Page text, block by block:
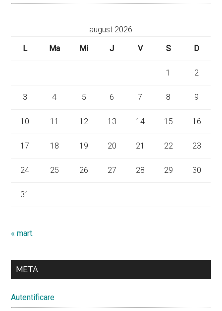
august 2026
L
Ma Mi J V S D
1 2
3 4 5 6 7 8 9
10 11 12 13 14 15 16
17 18 19 20 21 22 23
24 25 26 27 28 29 30
31
« mart.
META
Autentificare